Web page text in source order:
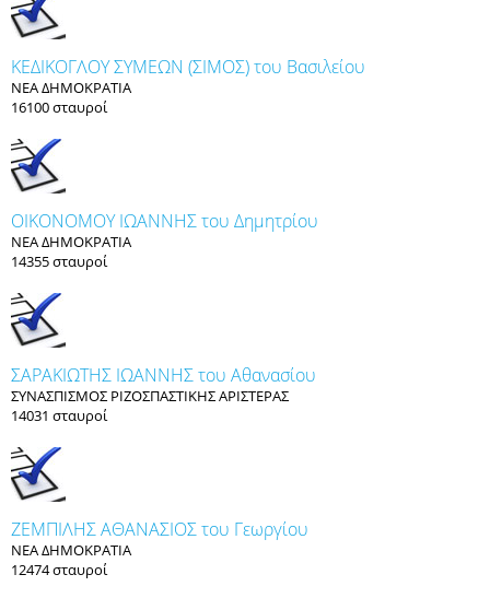
ΚΕΔΙΚΟΓΛΟΥ ΣΥΜΕΩΝ (ΣΙΜΟΣ) του Βασιλείου
ΝΕΑ ΔΗΜΟΚΡΑΤΙΑ
16100 σταυροί
ΟΙΚΟΝΟΜΟΥ ΙΩΑΝΝΗΣ του Δημητρίου
ΝΕΑ ΔΗΜΟΚΡΑΤΙΑ
14355 σταυροί
ΣΑΡΑΚΙΩΤΗΣ ΙΩΑΝΝΗΣ του Αθανασίου
ΣΥΝΑΣΠΙΣΜΟΣ ΡΙΖΟΣΠΑΣΤΙΚΗΣ ΑΡΙΣΤΕΡΑΣ
14031 σταυροί
ΖΕΜΠΙΛΗΣ ΑΘΑΝΑΣΙΟΣ του Γεωργίου
ΝΕΑ ΔΗΜΟΚΡΑΤΙΑ
12474 σταυροί